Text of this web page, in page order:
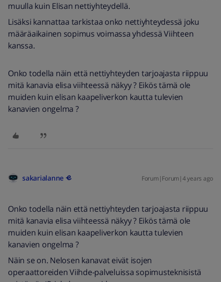
muulla kuin Elisan nettiyhteydellä.
Lisäksi kannattaa tarkistaa onko nettiyhteydessä joku
määräaikainen sopimus voimassa yhdessä Viihteen
kanssa.
Onko todella näin että nettiyhteyden tarjoajasta riippuu
mitä kanavia elisa viihteessä näkyy ? Eikös tämä ole
muiden kuin elisan kaapeliverkon kautta tulevien
kanavien ongelma ?
sakarialanne Forum|Forum|4 years ago
Onko todella näin että nettiyhteyden tarjoajasta riippuu
mitä kanavia elisa viihteessä näkyy ? Eikös tämä ole
muiden kuin elisan kaapeliverkon kautta tulevien
kanavien ongelma ?
Näin se on. Nelosen kanavat eivät isojen
operaattoreiden Viihde-palveluissa sopimusteknisistä